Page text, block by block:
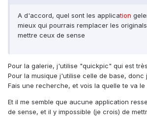
A d'accord, quel sont les application
mieux qui pourrais remplacer les
mettre ceux de sense
Pour la galerie, j'utilise "quickpic" qui est
Pour la musique j'utilise celle de base, donc
Fais une recherche, et vois la quelle te va le
Et il me semble que aucune application
de sense, et il y impossible (je crois) de